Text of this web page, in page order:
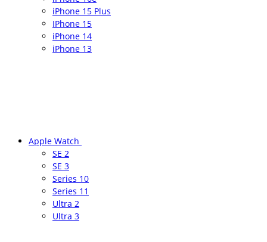
iPhone 15 Plus
IPhone 15
iPhone 14
iPhone 13
Apple Watch
SE 2
SE 3
Series 10
Series 11
Ultra 2
Ultra 3